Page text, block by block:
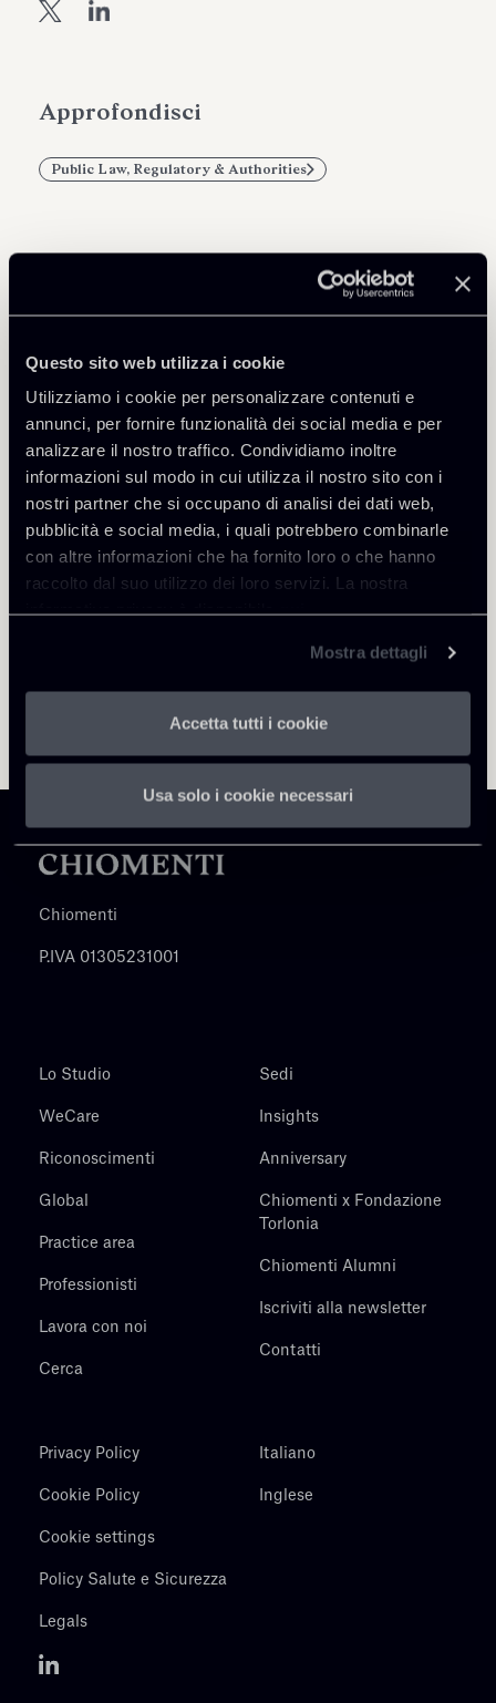
Questo sito web utilizza i cookie
Utilizziamo i cookie per personalizzare contenuti e
annunci, per fornire funzionalità dei social media e per
analizzare il nostro traffico. Condividiamo inoltre
informazioni sul modo in cui utilizza il nostro sito con i
nostri partner che si occupano di analisi dei dati web,
pubblicità e social media, i quali potrebbero combinarle
con altre informazioni che ha fornito loro o che hanno
raccolto dal suo utilizzo dei loro servizi. La nostra
informativa privacy è disponibilequi.
Mostra dettagli
Accetta tutti i cookie
Usa solo i cookie necessari
Approfondisci
Public Law, Regulatory & Authorities
Torna agli Insights
Professionisti correlati
Filippo Brunetti
SEDI
Milano
Scopri il professionista
Chiomenti
P.IVA 01305231001
Lo Studio
WeCare
Riconoscimenti
Global
Practice area
Professionisti
Lavora con noi
Cerca
Sedi
Insights
Anniversary
Chiomenti x Fondazione
Torlonia
Chiomenti Alumni
Iscriviti alla newsletter
Contatti
Privacy Policy
Cookie Policy
Cookie settings
Policy Salute e Sicurezza
Legals
Italiano
Inglese